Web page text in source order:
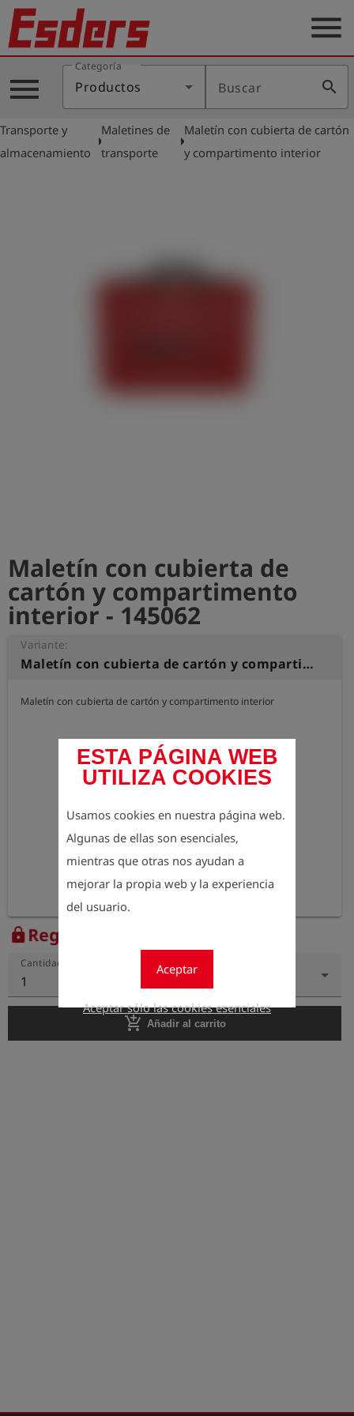
Productos
Blog
Aplicaciones
ESTA PÁGINA WEB
UTILIZA COOKIES
Usamos cookies en nuestra página web.
Algunas de ellas son esenciales,
mientras que otras nos ayudan a
mejorar la propia web y la experiencia
del usuario.
Aceptar
Aceptar sólo las cookies esenciales
menu
menu
Categoría
Productos Buscar search
Transporte y
almacenamiento
arrow_right
Maletines de
transporte
arrow_right
Maletín con cubierta de cartón
y compartimento interior
Maletín con cubierta de
cartón y compartimento
interior - 145062
Variante:
Maletín con cubierta de cartón y compartimento interior
Maletín con cubierta de cartón y compartimento interior
lockRegístrese para ver el precio
Cantidad
1
add_shopping_cart Añadir al carrito